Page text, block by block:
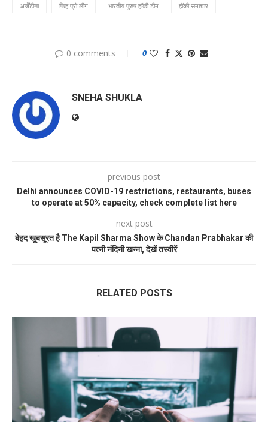
अर्जेंटीना फ़िह प्रो लीग भारतीय पुरुष हॉकी टीम हॉकी समाचार
0 comments 0
SNEHA SHUKLA
previous post
Delhi announces COVID-19 restrictions, restaurants, buses
to operate at 50% capacity, check complete list here
next post
बेहद खूबसूरत है The Kapil Sharma Show के Chandan Prabhakar की
पत्नी नंदिनी खन्ना, देखें तस्वीरें
RELATED POSTS